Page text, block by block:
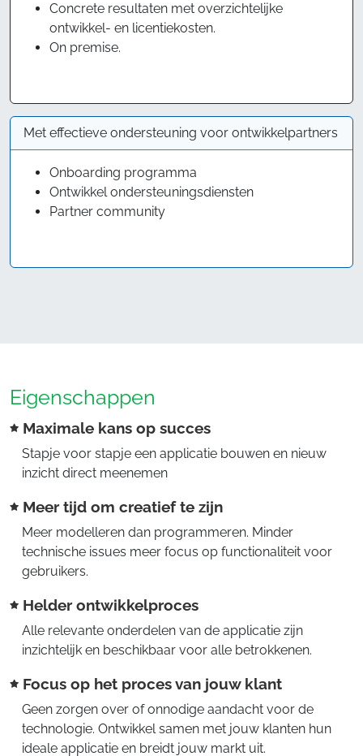
Concrete resultaten met overzichtelijke
ontwikkel- en licentiekosten.
On premise.
Met effectieve ondersteuning voor ontwikkelpartners
Onboarding programma
Ontwikkel ondersteuningsdiensten
Partner community
Eigenschappen
Maximale kans op succes
Stapje voor stapje een applicatie bouwen en nieuw
inzicht direct meenemen
Meer tijd om creatief te zijn
Meer modelleren dan programmeren. Minder
technische issues meer focus op functionaliteit voor
gebruikers.
Helder ontwikkelproces
Alle relevante onderdelen van de applicatie zijn
inzichtelijk en beschikbaar voor alle betrokkenen.
Focus op het proces van jouw klant
Geen zorgen over of onnodige aandacht voor de
technologie. Ontwikkel samen met jouw klanten hun
ideale applicatie en breidt jouw markt uit.